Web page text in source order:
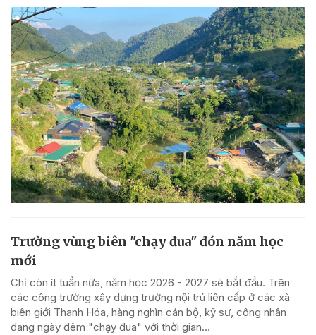
Trường vùng biên "chạy đua" đón năm học
mới
Chỉ còn ít tuần nữa, năm học 2026 - 2027 sẽ bắt đầu. Trên
các công trường xây dựng trường nội trú liên cấp ở các xã
biên giới Thanh Hóa, hàng nghìn cán bộ, kỹ sư, công nhân
đang ngày đêm "chạy đua" với thời gian...